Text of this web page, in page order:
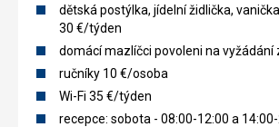
dětská postýlka, jídelní židlička,
30 €/týden
domácí mazlíčci povoleni na vyžádání
ručníky 10 €/osoba
Wi-Fi 35 €/týden
recepce: sobota - 08:00-12:00 a